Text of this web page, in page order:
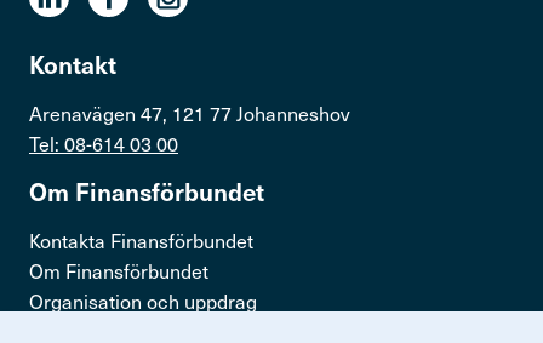
Kontakt
Arenavägen 47, 121 77 Johanneshov
Tel: 08-614 03 00
Om Finans­för­bundet
Kontakta Finansförbundet
Om Finansförbundet
Organisation och uppdrag